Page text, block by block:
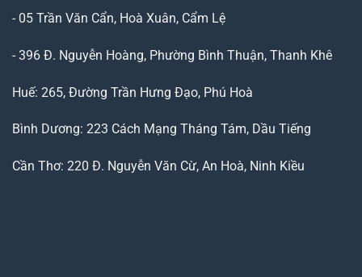
- 05 Trần Văn Cẩn, Hoà Xuân, Cẩm Lệ
- 396 Đ. Nguyễn Hoàng, Phường Bình Thuận, Thanh Khê
Huế: 265, Đường Trần Hưng Đạo, Phú Hoà
Bình Dương: 223 Cách Mạng Tháng Tám, Dầu Tiếng
Cần Thơ: 220 Đ. Nguyễn Văn Cừ, An Hoà, Ninh Kiều